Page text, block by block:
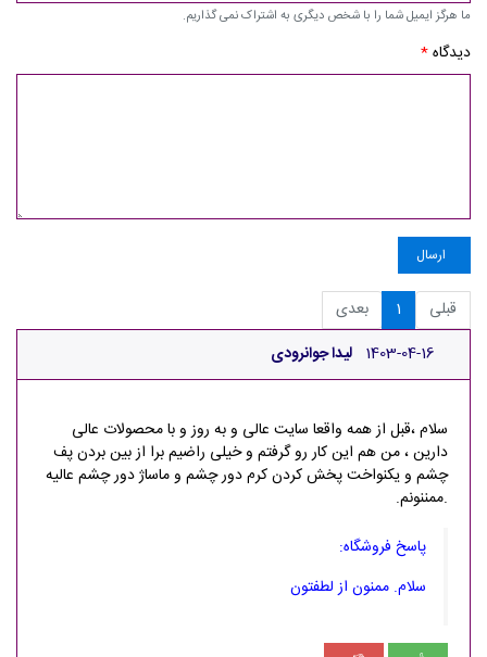
ما هرگز ایمیل شما را با شخص دیگری به اشتراک نمی گذاریم.
دیدگاه*
ارسال
قبلی 1
بعدی
لیدا جوانرودی 1403-04-16
سلام ،قبل از همه واقعا سایت عالی و به روز و با محصولات عالی
دارین ، من هم این کار رو گرفتم و خیلی راضیم برا از بین بردن پف
چشم و یکنواخت پخش کردن کرم دور چشم و ماساژ دور چشم عالیه
.ممننونم.
پاسخ فروشگاه:
سلام. ممنون از لطفتون